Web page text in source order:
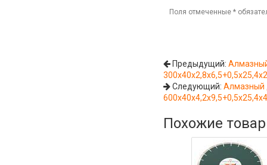
Поля отмеченные*
Предыдущий:
Следующий:Алмазный
Похожие